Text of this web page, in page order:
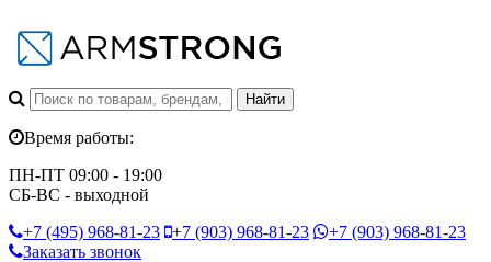
Время работы:
ПН-ПТ 09:00 - 19:00
СБ-ВС - выходной
+7 (495) 968-81-23 +7 (903) 968-81-23 +7 (903) 968-81-23
Заказать звонок